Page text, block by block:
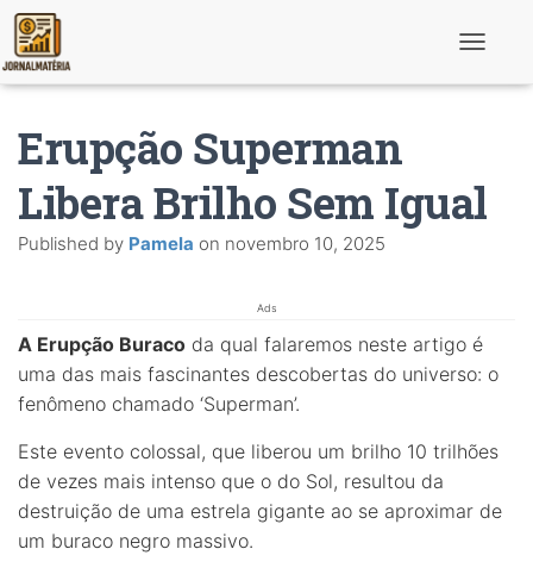
v
o
Erupção Superman
Libera Brilho Sem Igual
Published by Pamela on novembro 10, 2025
Ads
A Erupção Buraco da qual falaremos neste artigo é
uma das mais fascinantes descobertas do universo: o
fenômeno chamado ‘Superman’.
Este evento colossal, que liberou um brilho 10 trilhões
de vezes mais intenso que o do Sol, resultou da
destruição de uma estrela gigante ao se aproximar de
um buraco negro massivo.